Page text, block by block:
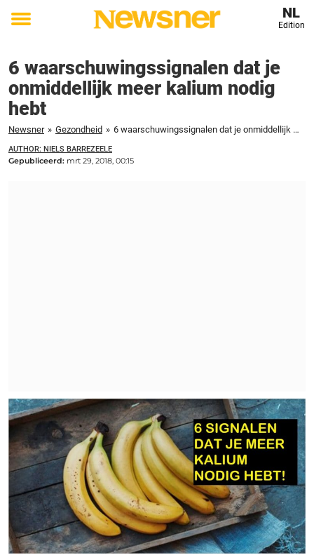
Toggle
NL
Edition
6 waarschuwingssignalen dat je
onmiddellijk meer kalium nodig
hebt
Newsner » Gezondheid » 6 waarschuwingssignalen dat je onmiddellijk meer kalium nodig hebt
AUTHOR: NIELS BARREZEELE
Gepubliceerd: mrt 29, 2018, 00:15